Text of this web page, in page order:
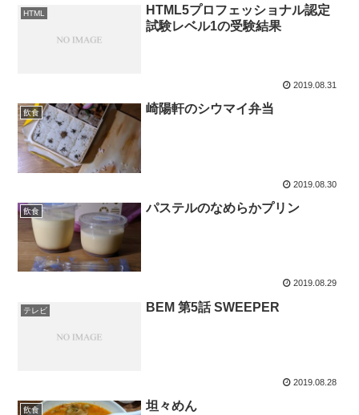
HTML
HTML5プロフェッショナル認定
試験レベル1の受験結果
2019.08.31
飲食 崎陽軒のシウマイ弁当
2019.08.30
飲食 パステルのなめらかプリン
2019.08.29
テレビ BEM 第5話 SWEEPER
2019.08.28
飲食 坦々めん